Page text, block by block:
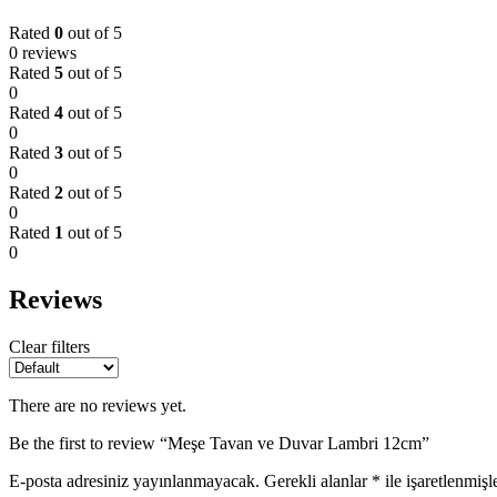
Rated 0 out of 5
0 reviews
Rated 5 out of 5
0
Rated 4 out of 5
0
Rated 3 out of 5
0
Rated 2 out of 5
0
Rated 1 out of 5
0
Reviews
Clear filters
There are no reviews yet.
Be the first to review “Meşe Tavan ve Duvar Lambri 12cm”
E-posta adresiniz yayınlanmayacak. Gerekli alanlar * ile